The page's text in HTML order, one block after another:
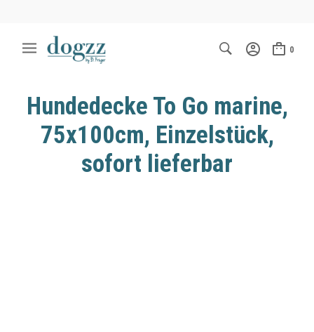
0
Hundedecke To Go marine,
75x100cm, Einzelstück,
sofort lieferbar